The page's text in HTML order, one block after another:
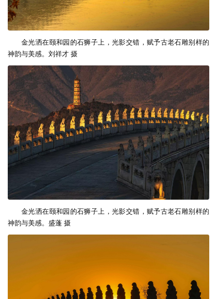
金光洒在颐和园的石狮子上，光影交错，赋予古老石雕别样的
神韵与美感。刘祥才 摄
金光洒在颐和园的石狮子上，光影交错，赋予古老石雕别样的
神韵与美感。盛蓬 摄